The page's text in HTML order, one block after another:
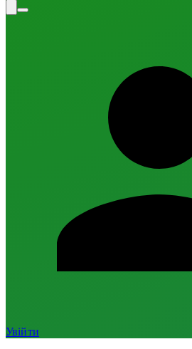
Увійти